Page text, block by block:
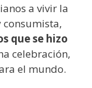
a vivir la
que se hizo
celebración,
el mundo.